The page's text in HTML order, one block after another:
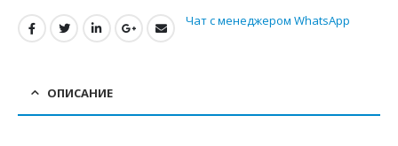
Чат с менеджером WhatsApp
ОПИСАНИЕ